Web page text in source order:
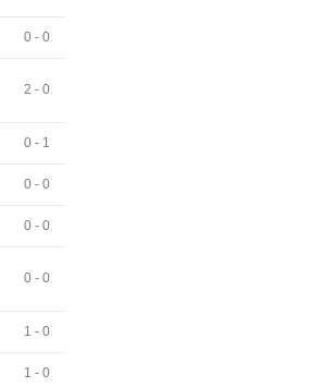
0 - 0
2 - 0
0 - 1
0 - 0
0 - 0
0 - 0
1 - 0
1 - 0